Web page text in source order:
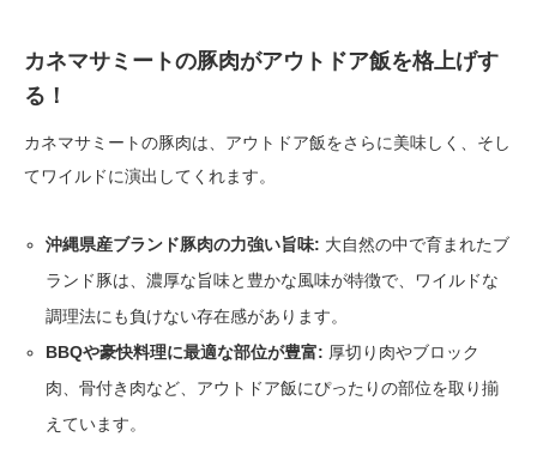
カネマサミートの豚肉がアウトドア飯を格上げす
る！
カネマサミートの豚肉は、アウトドア飯をさらに美味しく、そし
てワイルドに演出してくれます。
沖縄県産ブランド豚肉の力強い旨味: 大自然の中で育まれたブ
ランド豚は、濃厚な旨味と豊かな風味が特徴で、ワイルドな
調理法にも負けない存在感があります。
BBQや豪快料理に最適な部位が豊富: 厚切り肉やブロック
肉、骨付き肉など、アウトドア飯にぴったりの部位を取り揃
えています。